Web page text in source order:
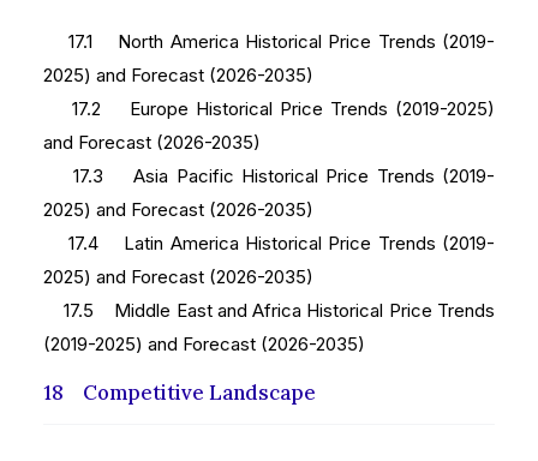
17.1 North America Historical Price Trends (2019-
2025) and Forecast (2026-2035)
17.2 Europe Historical Price Trends (2019-2025)
and Forecast (2026-2035)
17.3 Asia Pacific Historical Price Trends (2019-
2025) and Forecast (2026-2035)
17.4 Latin America Historical Price Trends (2019-
2025) and Forecast (2026-2035)
17.5 Middle East and Africa Historical Price Trends
(2019-2025) and Forecast (2026-2035)
18 Competitive Landscape